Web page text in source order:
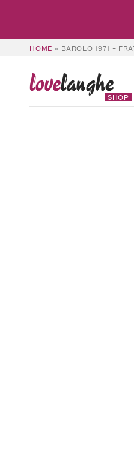
HOME » BAROLO 1971 –
lovelanghe
SHOP